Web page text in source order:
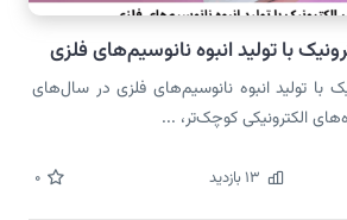
با تولید انبوه نانوسیم‌های فلزی
با تولید انبوه نانوسیم‌های فلزی در سال‌های
الکترونیکی کوچک‌تر، ...
13 بازدید 0